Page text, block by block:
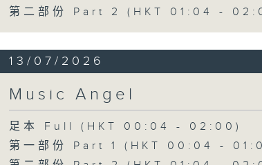
第二部份 Part 2 (HKT 01:04 -
13/07/2026
Music Angel
足本 Full (HKT 00:04 - 02:00)
第一部份 Part 1 (HKT 00:04 -